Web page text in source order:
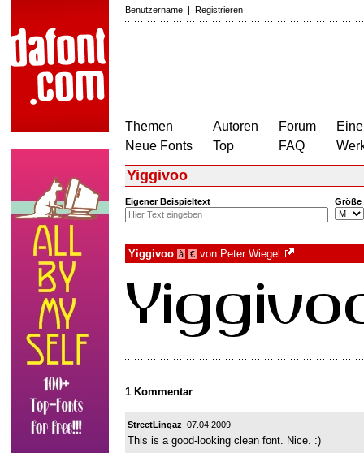
Benutzername | Registrieren
Themen
Neue Fonts
Autoren
Top
Forum
FAQ
Yiggivoo
Eigener Beispieltext Größe
Yiggivoo à € von Peter Wiegel
1 Kommentar
StreetLingaz 07.04.2009
This is a good-looking clean font. Nice. :)